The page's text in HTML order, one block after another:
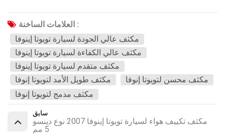
العلامات الساخنة :
مكثف عالي الجودة لسيارة تويوتا إينوفا
مكثف عالي الكفاءة لسيارة تويوتا إينوفا
مكثف متقدم لسيارة تويوتا إينوفا
مكثف طويل الأمد لتويوتا إنوفا
مكثف محسن لتويوتا إنوفا
مكثف مدمج لتويوتا إنوفا
سابق
مكثف تكييف هواء لسيارة تويوتا إينوفا 2007 نوع دينسو
5 مم